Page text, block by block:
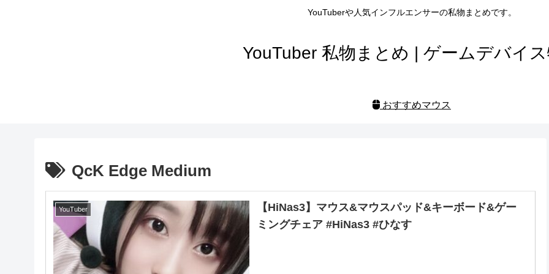
YouTuberや人気インフルエンサーの私物まとめです。
YouTuber 私物まとめ | ゲームデバイ
おすすめマウス
QcK Edge Medium
YouTuber
【HiNas3】マウス&マウスパッド&キーボード&ゲー
ミングチェア #HiNas3 #ひなす